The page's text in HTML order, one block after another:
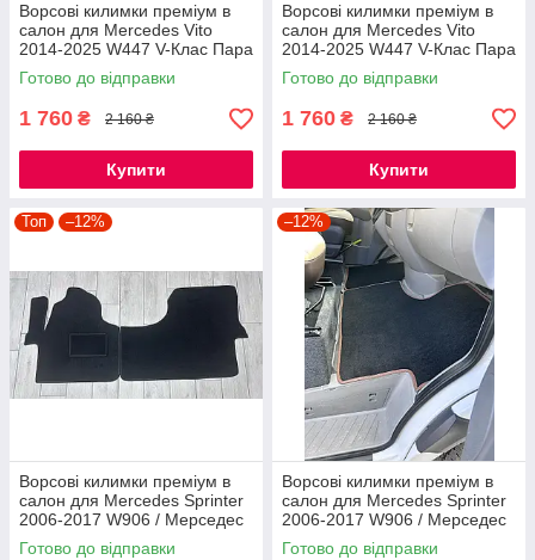
Ворсові килимки преміум в
салон для Mercedes Vito
2014-2025 W447 V-Клас Пара
Передніх / Мерседес Віто
килимки
Готово до відправки
1 760 ₴ 2 160 ₴
Купити
Ворсові килимки преміум в
салон для Mercedes Vito
2014-2025 W447 V-Клас Пара
Передніх / Мерседес Віто
килимки
Готово до відправки
1 760 ₴ 2 160 ₴
Купити
Топ –12%
Ворсові килимки преміум в
салон для Mercedes Sprinter
2006-2017 W906 / Мерседес
Спрінтер килимки
Готово до відправки
–12%
Ворсові килимки преміум в
салон для Mercedes Sprinter
2006-2017 W906 / Мерседес
Спрінтер килимки
Готово до відправки